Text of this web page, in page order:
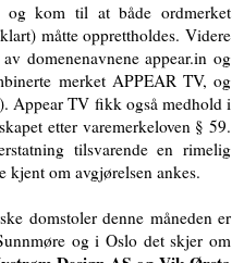
og kom til at både ordmerket
måtte opprettholdes. Videre
domenenavnene appear.in og
merket APPEAR TV, og
Appear TV fikk også medhold i
etter varemerkeloven § 59.
tilsvarende en rimelig
kjent om avgjørelsen ankes.
domstoler denne måneden er
og i Oslo det skjer om